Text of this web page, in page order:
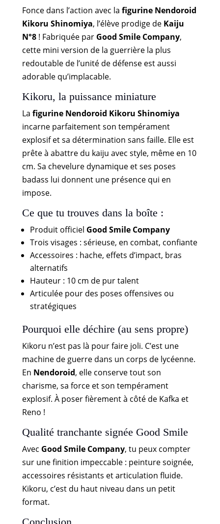
Fonce dans l’action avec la figurine Nendoroid
Kikoru Shinomiya, l’élève prodige de Kaiju
N°8! Fabriquée par Good Smile Company,
cette mini version de la guerrière la plus
redoutable de l’unité de défense est aussi
adorable qu’implacable.
Kikoru, la puissance miniature
La figurine Nendoroid Kikoru Shinomiya
incarne parfaitement son tempérament
explosif et sa détermination sans faille. Elle est
prête à abattre du kaiju avec style, même en 10
cm. Sa chevelure dynamique et ses poses
badass lui donnent une présence qui en
impose.
Ce que tu trouves dans la boîte :
Produit officiel Good Smile Company
Trois visages : sérieuse, en combat, confiante
Accessoires : hache, effets d’impact, bras
alternatifs
Hauteur : 10 cm de pur talent
Articulée pour des poses offensives ou
stratégiques
Pourquoi elle déchire (au sens propre)
Kikoru n’est pas là pour faire joli. C’est une
machine de guerre dans un corps de lycéenne.
En Nendoroid, elle conserve tout son
charisme, sa force et son tempérament
explosif. À poser fièrement à côté de Kafka et
Reno !
Qualité tranchante signée Good Smile
Avec Good Smile Company, tu peux compter
sur une finition impeccable : peinture soignée,
accessoires résistants et articulation fluide.
Kikoru, c’est du haut niveau dans un petit
format.